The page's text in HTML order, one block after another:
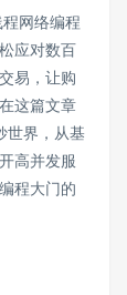
网络编程
应对数百
易，让购
这篇文章
世界，从基
高并发服
程大门的